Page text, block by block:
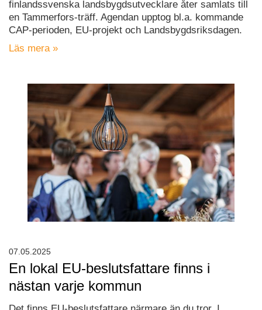
finlandssvenska landsbygdsutvecklare åter samlats till
en Tammerfors-träff. Agendan upptog bl.a. kommande
CAP-perioden, EU-projekt och Landsbygdsriksdagen.
Läs mera »
En lokal EU-beslutsfattare finns i
nästan varje kommun
07.05.2025